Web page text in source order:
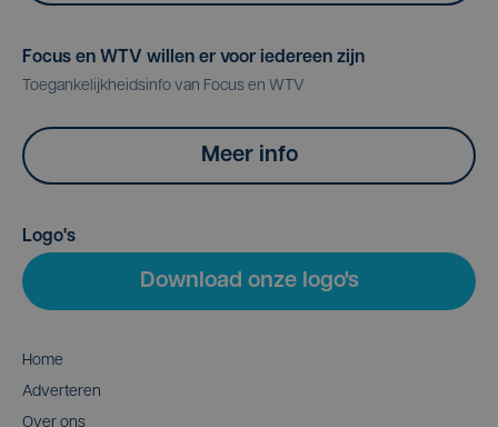
Focus en WTV willen er voor iedereen zijn
Toegankelijkheidsinfo van Focus en WTV
Meer info
Logo's
Download onze logo's
Home
Adverteren
Over ons